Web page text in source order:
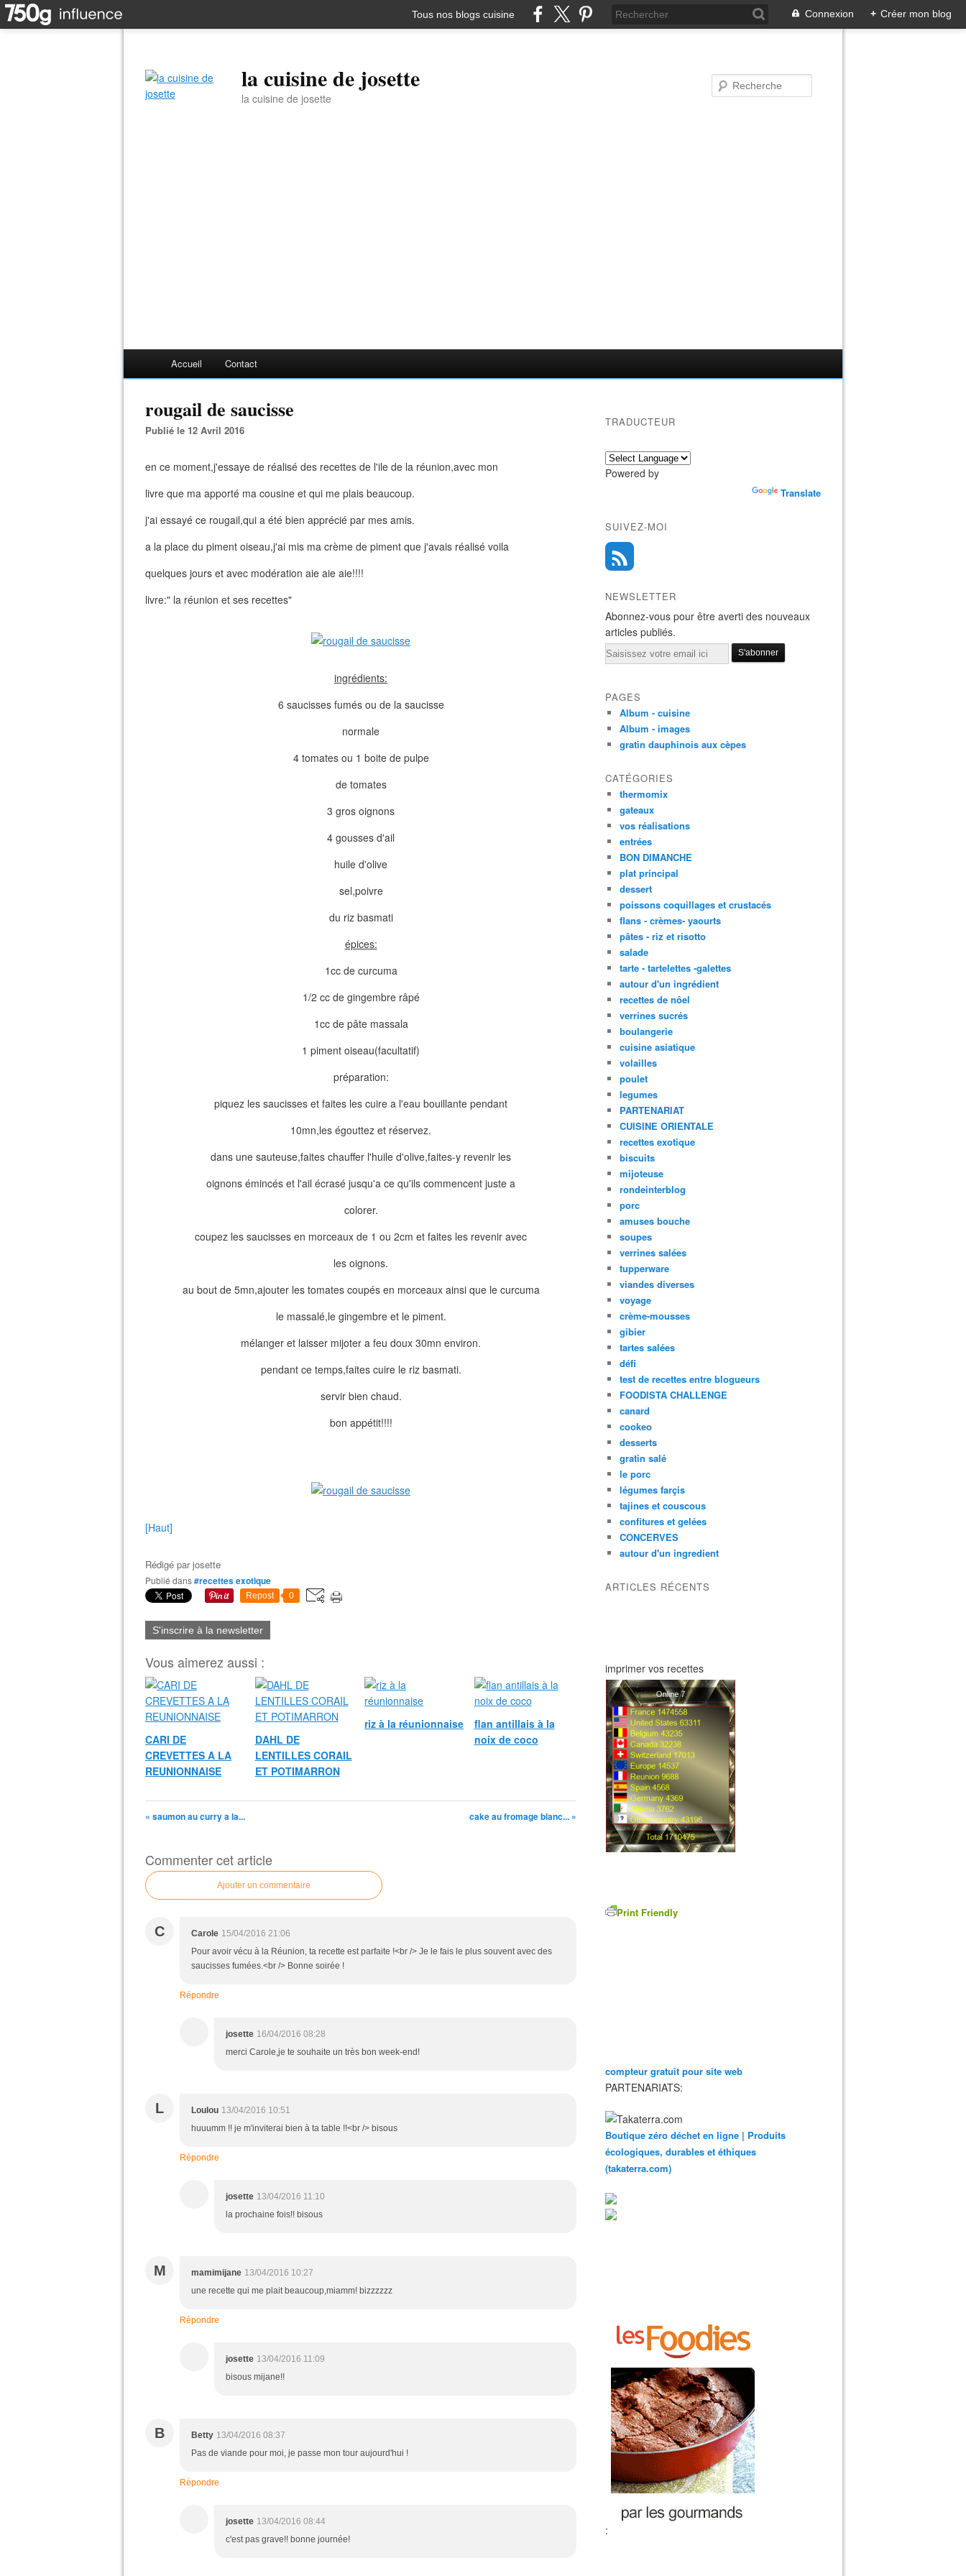
Tous nos blogs cuisine Connexion + Créer mon blog
la cuisine de josette
la cuisine de josette
Accueil Contact
rougail de saucisse
Publié le 12 Avril 2016
en ce moment,j'essaye de réalisé des recettes de l'ile de la réunion,avec mon
livre que ma apporté ma cousine et qui me plais beaucoup.
j'ai essayé ce rougail,qui a été bien apprécié par mes amis.
a la place du piment oiseau,j'ai mis ma crème de piment que j'avais réalisé voila
quelques jours et avec modération aie aie aie!!!!
livre:" la réunion et ses recettes"
ingrédients:
6 saucisses fumés ou de la saucisse
normale
4 tomates ou 1 boite de pulpe
de tomates
3 gros oignons
4 gousses d'ail
huile d'olive
sel,poivre
du riz basmati
épices:
1cc de curcuma
1/2 cc de gingembre râpé
1cc de pâte massala
1 piment oiseau(facultatif)
préparation:
piquez les saucisses et faites les cuire a l'eau bouillante pendant
10mn,les égouttez et réservez.
dans une sauteuse,faites chauffer l'huile d'olive,faites-y revenir les
oignons émincés et l'ail écrasé jusqu'a ce qu'ils commencent juste a
colorer.
coupez les saucisses en morceaux de 1 ou 2cm et faites les revenir avec
les oignons.
au bout de 5mn,ajouter les tomates coupés en morceaux ainsi que le curcuma
le massalé,le gingembre et le piment.
mélanger et laisser mijoter a feu doux 30mn environ.
pendant ce temps,faites cuire le riz basmati.
servir bien chaud.
bon appétit!!!!
[Haut]
Rédigé parjosette
Publié dans#recettes exotique
Repost 0
S'inscrire à la newsletter
Vous aimerez aussi :
CARI DE
CREVETTES A LA
REUNIONNAISE
DAHL DE
LENTILLES CORAIL
ET POTIMARRON
riz à la réunionnaise
flan antillais à la
noix de coco
« saumon au curry a la... cake au fromage blanc... »
Commenter cet article
Ajouter un commentaire
C Carole 15/04/2016 21:06
Pour avoir vécu à la Réunion, ta recette est parfaite !<br /> Je le fais le plus souvent avec des
saucisses fumées.<br /> Bonne soirée !
Répondre
josette 16/04/2016 08:28
merci Carole,je te souhaite un très bon week-end!
L Loulou 13/04/2016 10:51
huuumm !! je m'inviterai bien à ta table !!<br /> bisous
Répondre
josette 13/04/2016 11:10
la prochaine fois!! bisous
M mamimijane 13/04/2016 10:27
une recette qui me plait beaucoup,miamm! bizzzzzz
Répondre
josette 13/04/2016 11:09
bisous mijane!!
B Betty 13/04/2016 08:37
Pas de viande pour moi, je passe mon tour aujourd'hui !
Répondre
josette 13/04/2016 08:44
c'est pas grave!! bonne journée!
TRADUCTEUR
Powered by
Translate
SUIVEZ-MOI
NEWSLETTER
Abonnez-vous pour être averti des nouveaux
articles publiés.
Email
PAGES
Album - cuisine
Album - images
gratin dauphinois aux cèpes
CATÉGORIES
thermomix
gateaux
vos réalisations
entrées
BON DIMANCHE
plat principal
dessert
poissons coquillages et crustacés
flans - crèmes- yaourts
pâtes - riz et risotto
salade
tarte - tartelettes -galettes
autour d'un ingrédient
recettes de nôel
verrines sucrés
boulangerie
cuisine asiatique
volailles
poulet
legumes
PARTENARIAT
CUISINE ORIENTALE
recettes exotique
biscuits
mijoteuse
rondeinterblog
porc
amuses bouche
soupes
verrines salées
tupperware
viandes diverses
voyage
crème-mousses
gibier
tartes salées
défi
test de recettes entre blogueurs
FOODISTA CHALLENGE
canard
cookeo
desserts
gratin salé
le porc
légumes farçis
tajines et couscous
confitures et gelées
CONCERVES
autour d'un ingredient
ARTICLES RÉCENTS
imprimer vos recettes
Print Friendly
compteur gratuit pour site web
PARTENARIATS:
Boutique zéro déchet en ligne | Produits
écologiques, durables et éthiques
(takaterra.com)
: